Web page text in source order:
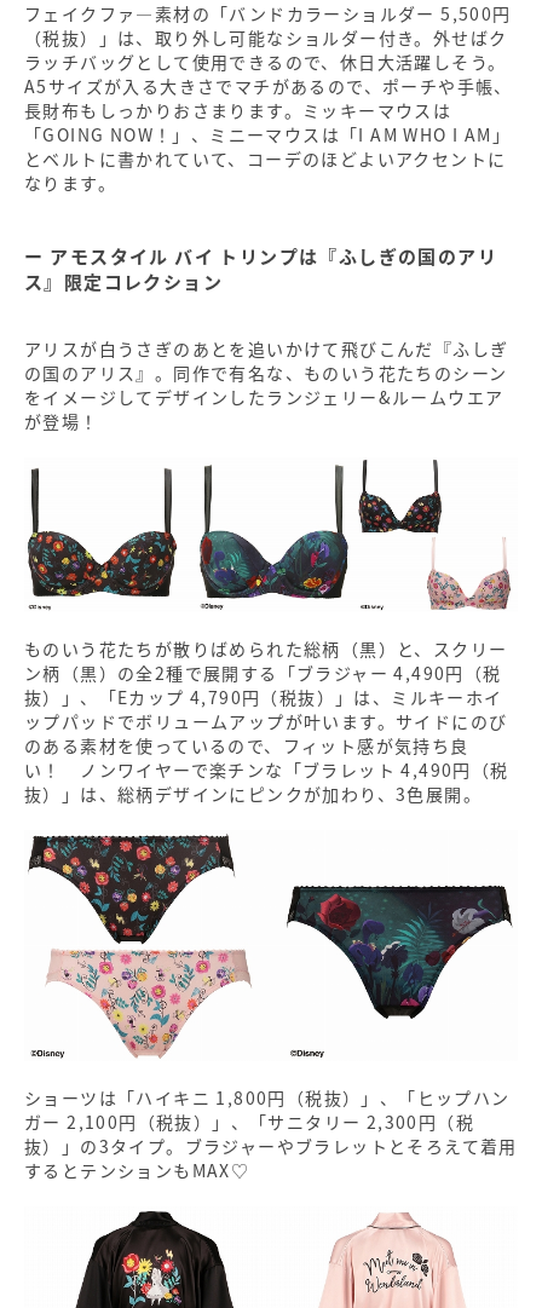
フェイクファ―素材の「バンドカラーショルダー 5,500円
（税抜）」は、取り外し可能なショルダー付き。外せばク
ラッチバッグとして使用できるので、休日大活躍しそう。
A5サイズが入る大きさでマチがあるので、ポーチや手帳、
長財布もしっかりおさまります。ミッキーマウスは
「GOING NOW！」、ミニーマウスは「I AM WHO I AM」
とベルトに書かれていて、コーデのほどよいアクセントに
なります。
アモスタイル バイ トリンプは『ふしぎの国のアリ
ス』限定コレクション
アリスが白うさぎのあとを追いかけて飛びこんだ『ふしぎ
の国のアリス』。同作で有名な、ものいう花たちのシーン
をイメージしてデザインしたランジェリー&ルームウエア
が登場！
ものいう花たちが散りばめられた総柄（黒）と、スクリー
ン柄（黒）の全2種で展開する「ブラジャー 4,490円（税
抜）」、「Eカップ 4,790円（税抜）」は、ミルキーホイ
ップパッドでボリュームアップが叶います。サイドにのび
のある素材を使っているので、フィット感が気持ち良
い！ ノンワイヤーで楽チンな「ブラレット 4,490円（税
抜）」は、総柄デザインにピンクが加わり、3色展開。
ショーツは「ハイキニ 1,800円（税抜）」、「ヒップハン
ガー 2,100円（税抜）」、「サニタリー 2,300円（税
抜）」の3タイプ。ブラジャーやブラレットとそろえて着用
するとテンションもMAX♡